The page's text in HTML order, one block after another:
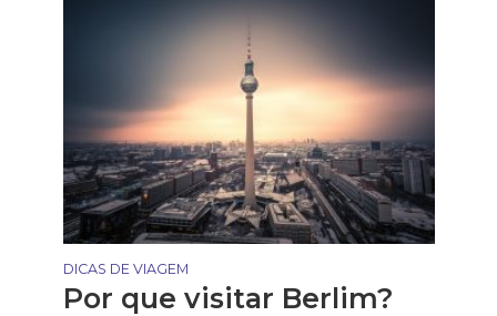
DICAS DE VIAGEM
Por que visitar Berlim?